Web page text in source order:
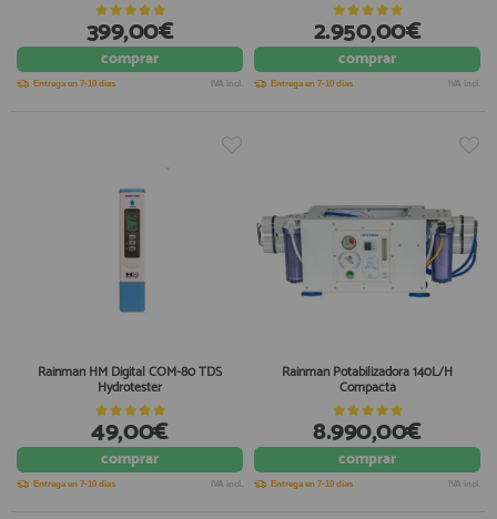
399,00€
comprar
Entrega en 7-10 días IVA incl.
2.950,00€
comprar
Entrega en 7-10 días IVA incl.
Rainman HM Digital COM-80 TDS
Hydrotester
49,00€
comprar
Entrega en 7-10 días IVA incl.
Rainman Potabilizadora 140L/H
Compacta
8.990,00€
comprar
Entrega en 7-10 días IVA incl.